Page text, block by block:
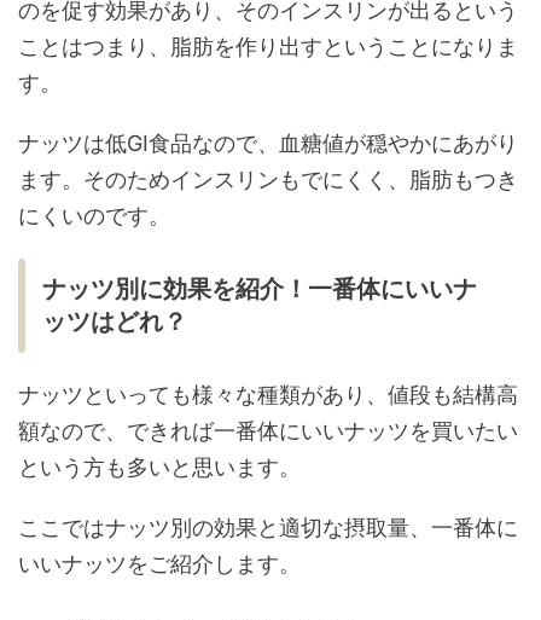
のを促す効果があり、そのインスリンが出るという
ことはつまり、脂肪を作り出すということになりま
す。
ナッツは低GI食品なので、血糖値が穏やかにあがり
ます。そのためインスリンもでにくく、脂肪もつき
にくいのです。
ナッツ別に効果を紹介！一番体にいいナ
ッツはどれ？
ナッツといっても様々な種類があり、値段も結構高
額なので、できれば一番体にいいナッツを買いたい
という方も多いと思います。
ここではナッツ別の効果と適切な摂取量、一番体に
いいナッツをご紹介します。